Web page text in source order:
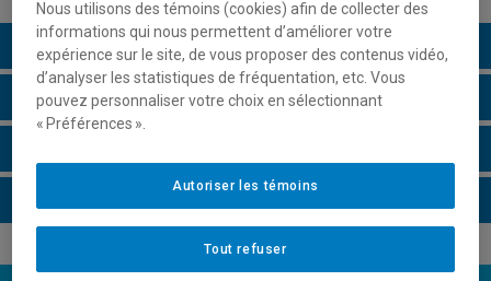
Description du cours
Horaire - Été 2026
Nous utilisons des témoins (cookies) afin de collecter des
informations qui nous permettent d’améliorer votre
expérience sur le site, de vous proposer des contenus vidéo,
d’analyser les statistiques de fréquentation, etc. Vous
pouvez personnaliser votre choix en sélectionnant
« Préférences ».
Tout refuser
Autoriser les témoins